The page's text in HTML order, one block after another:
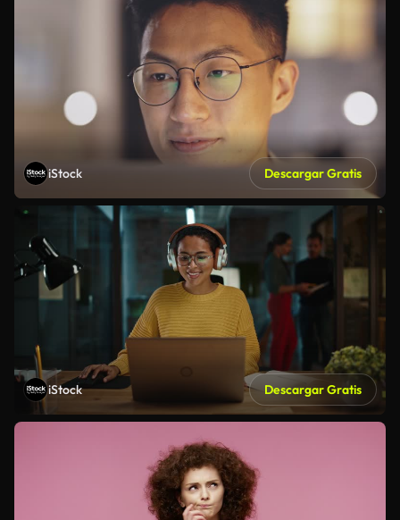
iStock Descargar Gratis
iStock Descargar Gratis